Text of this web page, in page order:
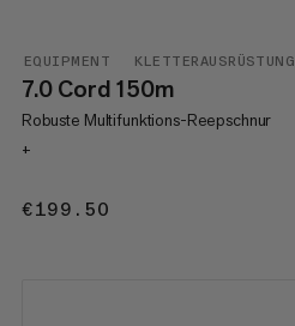
EQUIPMENT KLETTERAUSRÜSTUNG
7.0 Cord 150m
Robuste Multifunktions-Reepschnur
+
€199.50